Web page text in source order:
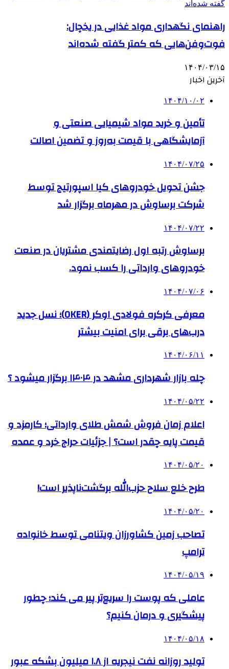
راهنمای نگهداری مواد غذایی در یخچال:
فوت‌وفن‌هایی که کمتر گفته شده‌اند
۱۴۰۴/۰۳/۱۵
آخرین اخبار
۱۴۰۴/۱۰/۰۲
تأمین و خرید مواد شیمیایی صنعتی و
آزمایشگاهی با قیمت به‌روز و تضمین اصالت
۱۴۰۴/۰۷/۲۵
جشن تحویل خودروهای کیا اسپورتیج توسط
شرکت برساوش در مهرماه برگزار شد
۱۴۰۴/۰۷/۲۲
برساوش رتبه اول رضایتمندی مشتریان در صنعت
خودروهای وارداتی را کسب نمود.
۱۴۰۴/۰۷/۰۶
معرفی کرکره فولادی اوکر (OKER)؛ نسل جدید
درب‌های برقی برای امنیت بیشتر
۱۴۰۴/۰۶/۱۱
چله بازار شهرداری مشهد در ۱۴۰۴ برگزار میشود ؟
۱۴۰۴/۰۵/۲۲
اعلام زمان فروش شمش طلای وارداتی؛ کارمزد و
قیمت پایه چقدر است؟ | جزئیات حراج خرد و عمده
۱۴۰۴/۰۵/۲۰
طرح خلع سلاح حزب‌الله برگشت‌ناپذیر است!
۱۴۰۴/۰۵/۲۰
تصاحب زمین کشاورزان ویتنامی توسط خانواده
ترامپ
۱۴۰۴/۰۵/۱۹
عاملی که پوست را سریع‌تر پیر می کند؛ چطور
پیشگیری و درمان کنیم؟
۱۴۰۴/۰۵/۱۸
تولید روزانه نفت نیجریه از ۱.۸ میلیون بشکه عبور